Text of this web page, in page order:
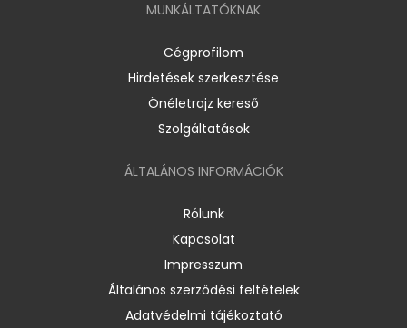
MUNKÁLTATÓKNAK
Cégprofilom
Hirdetések szerkesztése
Önéletrajz kereső
Szolgáltatások
ÁLTALÁNOS INFORMÁCIÓK
Rólunk
Kapcsolat
Impresszum
Általános szerződési feltételek
Adatvédelmi tájékoztató